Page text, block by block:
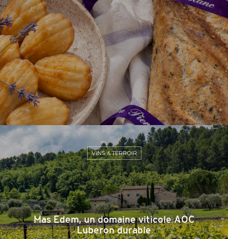
Mas Edem, un domaine viticole AOC
Luberon durable
VINS & TERROIR